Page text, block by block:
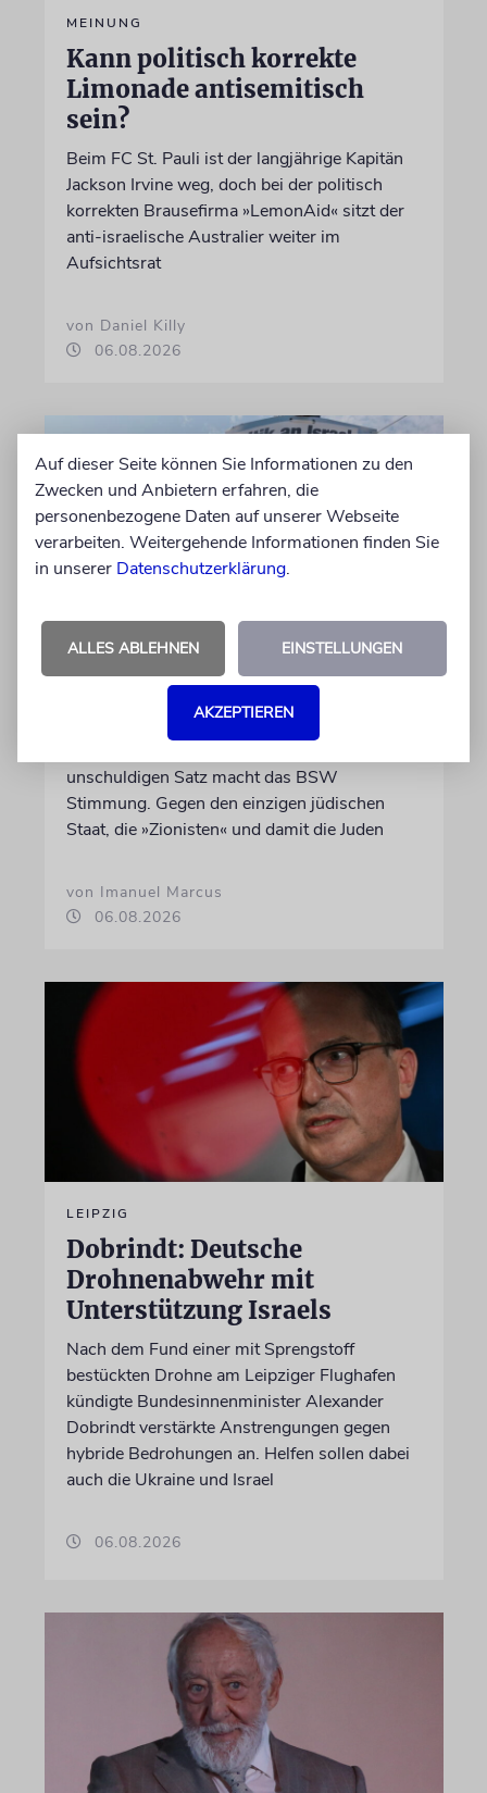
MEINUNG
Kann politisch korrekte
Limonade antisemitisch
sein?
Beim FC St. Pauli ist der langjährige Kapitän
Jackson Irvine weg, doch bei der politisch
korrekten Brausefirma »LemonAid« sitzt der
anti-israelische Australier weiter im
Aufsichtsrat
von Daniel Killy
06.08.2026
KOMMENTAR
Landtagswahlkampf mit
Israelfeindlichkeit
unschuldigen Satz macht das BSW
Stimmung. Gegen den einzigen jüdischen
Staat, die »Zionisten« und damit die Juden
von Imanuel Marcus
06.08.2026
LEIPZIG
Dobrindt: Deutsche
Drohnenabwehr mit
Unterstützung Israels
Nach dem Fund einer mit Sprengstoff
bestückten Drohne am Leipziger Flughafen
kündigte Bundesinnenminister Alexander
Dobrindt verstärkte Anstrengungen gegen
hybride Bedrohungen an. Helfen sollen dabei
auch die Ukraine und Israel
06.08.2026
Auf dieser Seite können Sie Informationen zu den
Zwecken und Anbietern erfahren, die
personenbezogene Daten auf unserer Webseite
verarbeiten. Weitergehende Informationen finden Sie
in unserer Datenschutzerklärung.
ALLES ABLEHNEN EINSTELLUNGEN
AKZEPTIEREN